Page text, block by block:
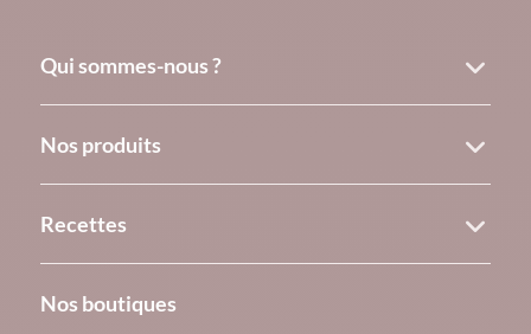
Qui sommes-nous ?
Nos produits
Recettes
Nos boutiques